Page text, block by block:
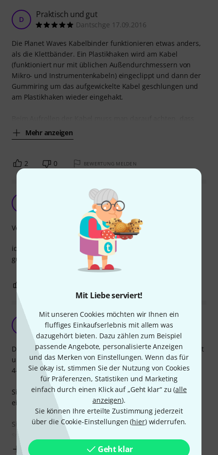
Mit Liebe serviert!
Mit unseren Cookies möchten wir Ihnen ein
fluffiges Einkaufserlebnis mit allem was
dazugehört bieten. Dazu zählen zum Beispiel
passende Angebote, personalisierte Anzeigen
und das Merken von Einstellungen. Wenn das für
Sie okay ist, stimmen Sie der Nutzung von Cookies
für Präferenzen, Statistiken und Marketing
einfach durch einen Klick auf „Geht klar“ zu (alle
anzeigen).
Sie können Ihre erteilte Zustimmung jederzeit
über die Cookie-Einstellungen (hier) widerrufen.
Geht klar
D Praktisch und gut
Dantschge 17.09.2016
Die Planet Waves Kabelbinder funktionieren etwas anders,
als die Klettbänder. Ein Plastikhaken wird am Kabel
(funktioniert nur mit üblichen Außendurchmessern von
Mikro- und Instrumentenkabeln) eingeclippt und dann der
Gummiring um das aufgewickelte Kabel geschlungen und
am Plastikhaken wieder eingehakt.
Mehr anzeigen
2 0 BEWERTUNG MELDEN
Thomas A. 848 09.02.2022
ich liebe diese gummiringerl. verschiedene längen wären
gut.
Verarbeitung
Ordnung ist das halbe Kabelleben
Bernhard aus L. 22.10.2009
Die Kabelbinder von Planet Waves sind sehr gut verarbeitet
und lassen sich für alle kabel mit einem Durchmesser von
4-7 mm verwenden, also für Mikrokabel etc.
Sie sind sehr flexibel, lassen sich gut spannen und bieten
einen sicheren Halt.
Sie eignen sich sehr gut, um in 19" Racks Ordnung zu
schaffen, z.B.: Kabelbinder an einem Kabel anklicken und
Mehr anzeigen